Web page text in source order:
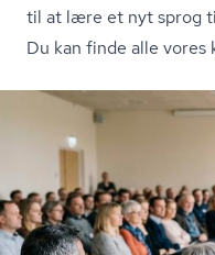
til at lære et nyt sprog
Du kan finde alle vores